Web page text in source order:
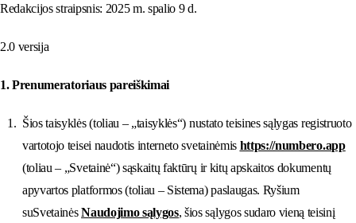
Redakcijos straipsnis: 2025 m. spalio 9 d.
2.0 versija
1. Prenumeratoriaus pareiškimai
Šios taisyklės (toliau – „taisyklės“) nustato teisines sąlygas registruoto
vartotojo teisei naudotis interneto svetainėmis https://numbero.app
(toliau – „Svetainė“) sąskaitų faktūrų ir kitų apskaitos dokumentų
apyvartos platformos (toliau – Sistema) paslaugas. Ryšium
suSvetainėsNaudojimo sąlygos, šios sąlygos sudaro vieną teisinį